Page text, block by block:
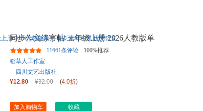
同步作文练字帖 三年级上册 2026人教版单
元同步 素材积累 优秀范...
11661条评论
100%推荐
稻草人工作室
四川文艺出版社
¥12.80
¥32.00 (4.0折)
加入购物车 收藏